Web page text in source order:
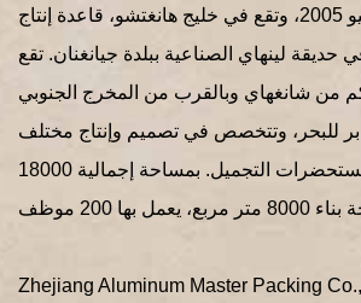
الشركة في يونيو 2005، وتقع في خليج هانغتشو، قاعدة إنتاج
حديقة لينهاي الصناعية ببلدة جيانغنان. تقع
بعد 100 كم من شانغهاي وبالقرب من المخرج الجنوبي
للبحر، وتتخصص في تصميم وإنتاج مختلف
مؤسسات تعبئة مستحضرات التجميل. بمساحة إجمالية 18000